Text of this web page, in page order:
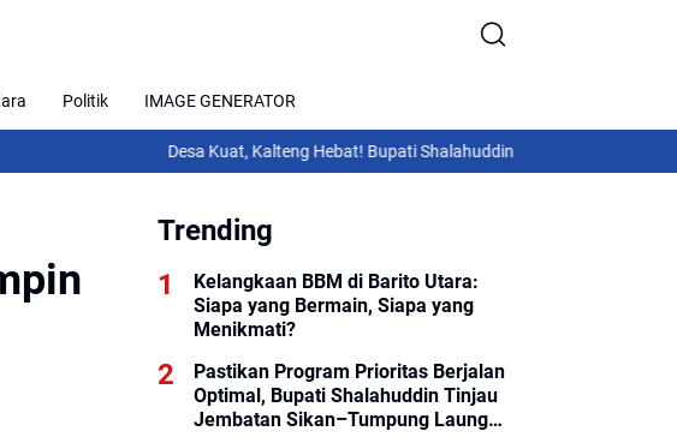
Politik IMAGE GENERATOR
Desa Kuat, Kalteng Hebat! Bupati Shalahuddin Hadiri Rakor Pemerintahan
Trending
Kelangkaan BBM di Barito Utara:
Siapa yang Bermain, Siapa yang
Menikmati?
Pastikan Program Prioritas Berjalan
Optimal, Bupati Shalahuddin Tinjau
Jembatan Sikan–Tumpung Laung